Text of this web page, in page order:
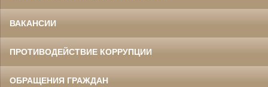
ВАКАНСИИ
ПРОТИВОДЕЙСТВИЕ КОРРУПЦИИ
ОБРАЩЕНИЯ ГРАЖДАН